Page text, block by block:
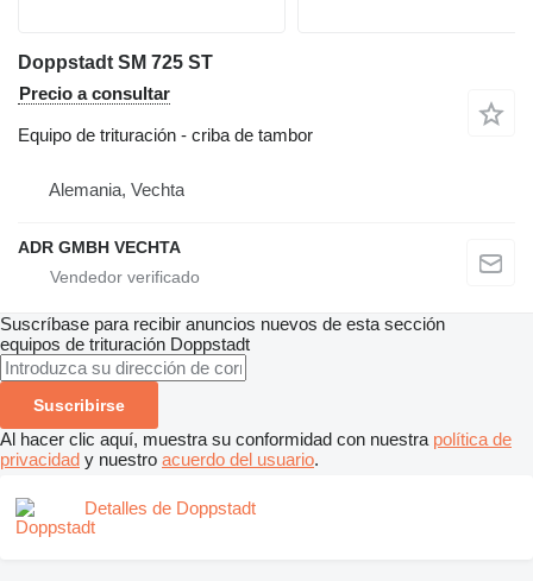
Doppstadt SM 725 ST
Precio a consultar
Equipo de trituración - criba de tambor
Alemania, Vechta
ADR GMBH VECHTA
Suscríbase para recibir anuncios nuevos de esta sección
equipos de trituración Doppstadt
Suscribirse
Al hacer clic aquí, muestra su conformidad con nuestra política de
privacidad y nuestro acuerdo del usuario.
Detalles de Doppstadt